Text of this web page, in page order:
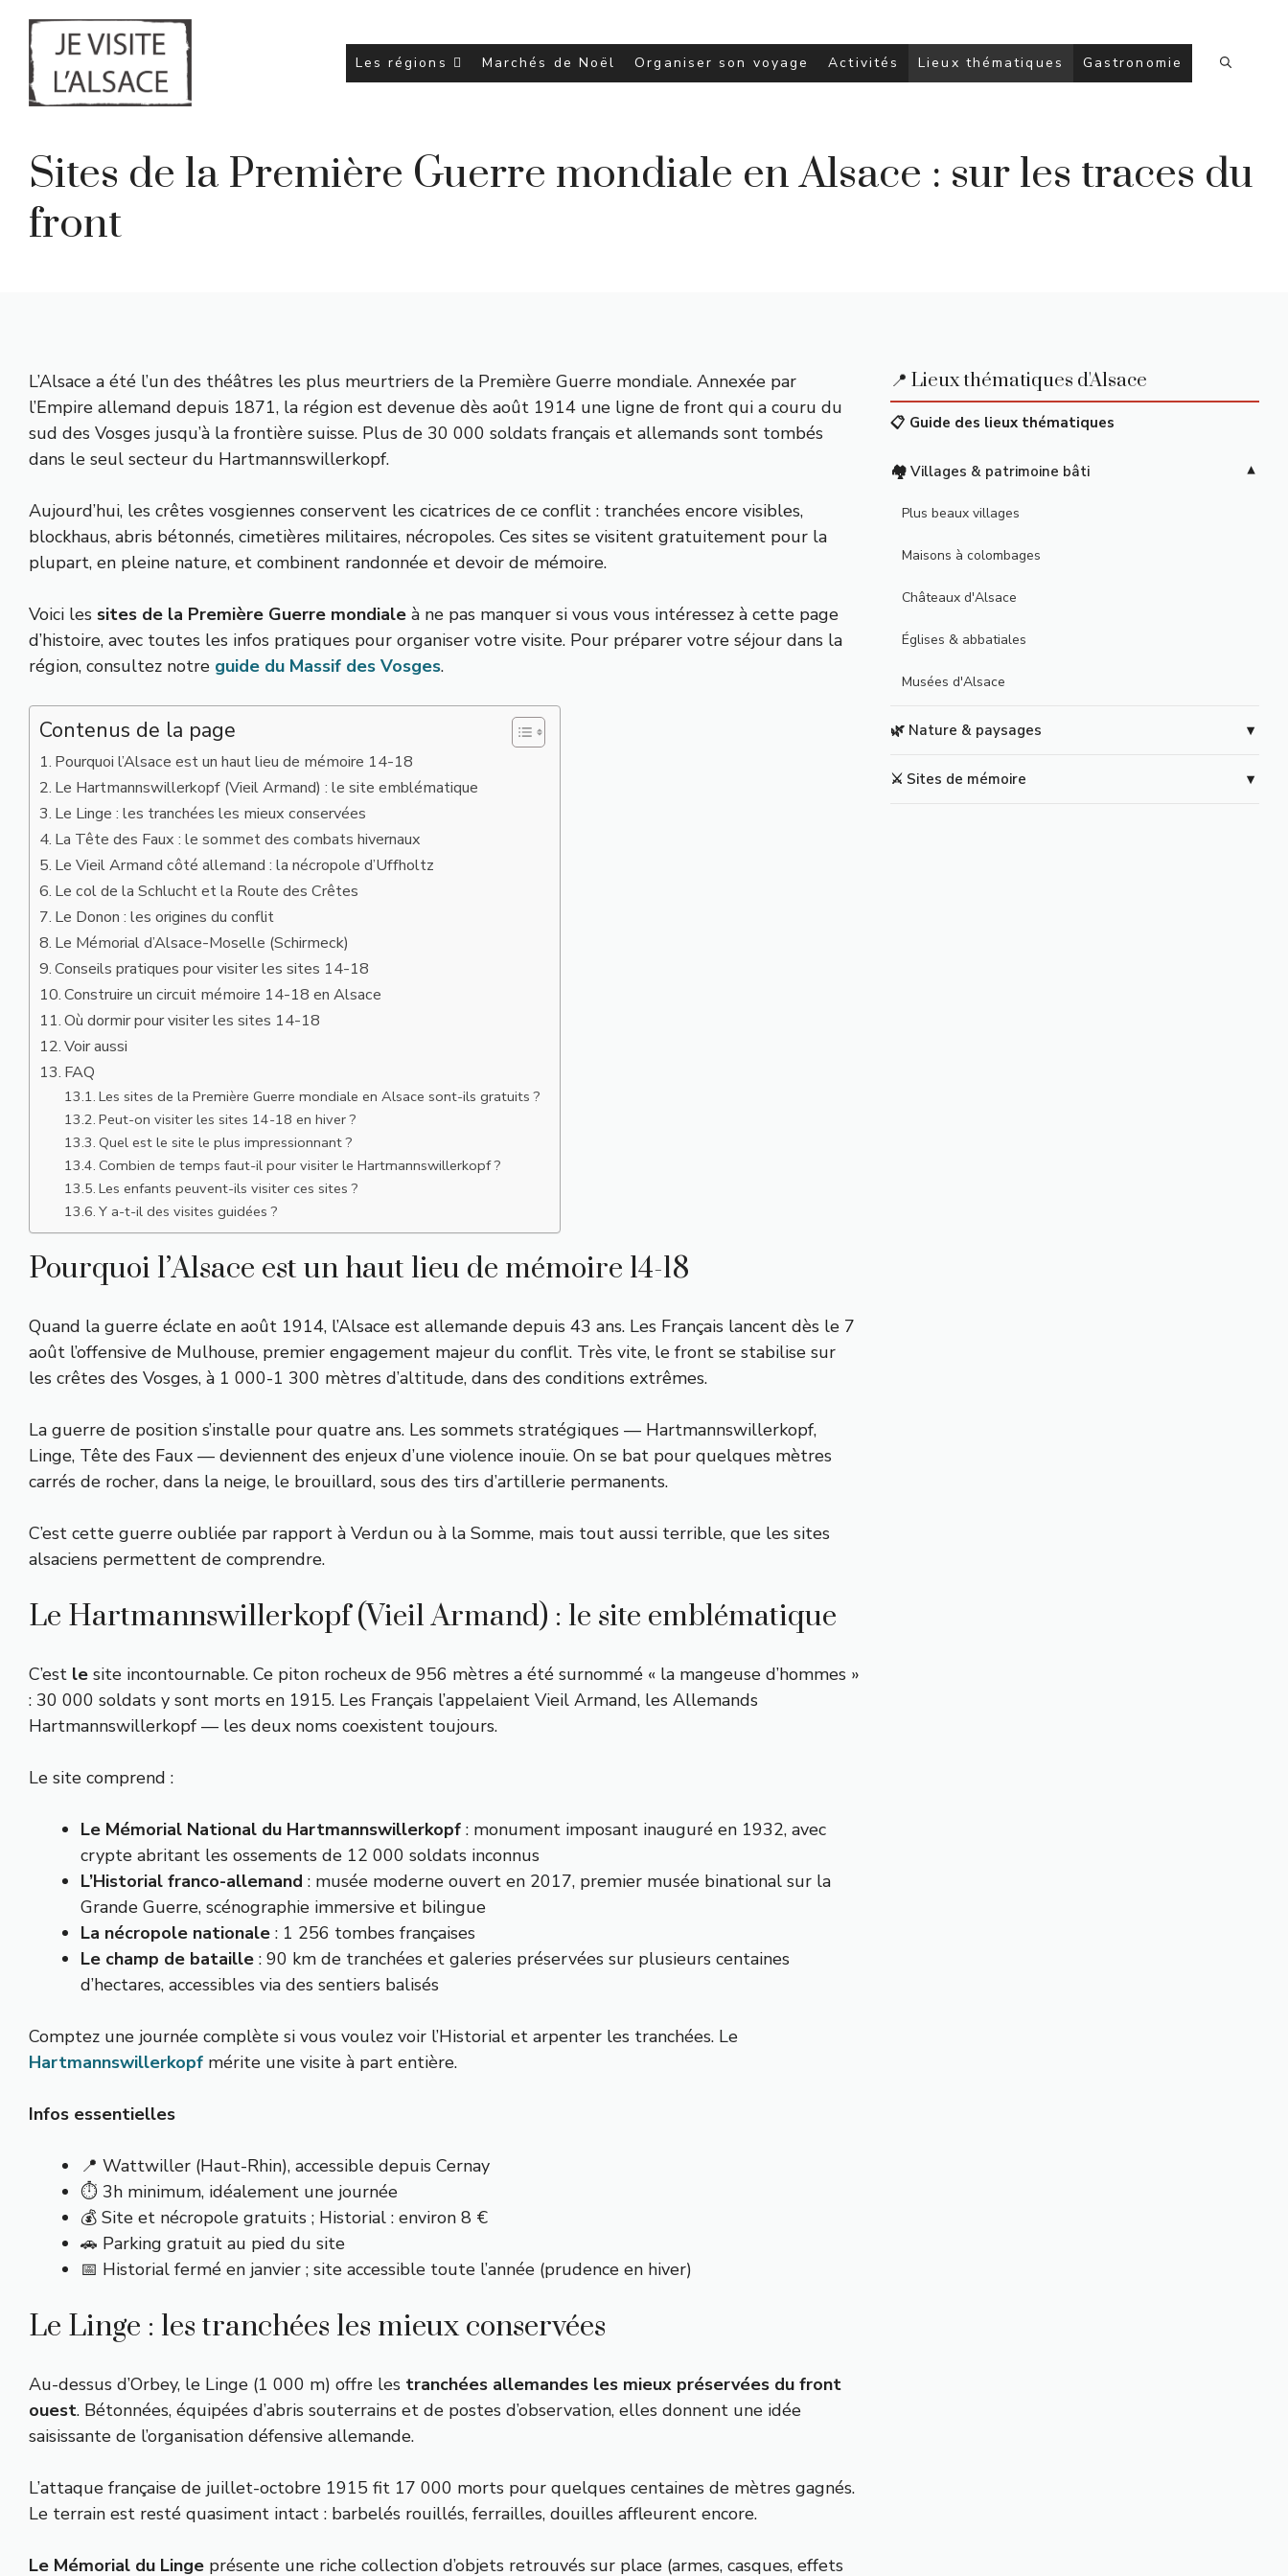
contenu
Les régions Marchés de Noël Organiser son voyage Activités Lieux thématiques Gastronomie
Sites de la Première Guerre mondiale en Alsace : sur les traces du
front
L’Alsace a été l’un des théâtres les plus meurtriers de la Première Guerre mondiale. Annexée par
l’Empire allemand depuis 1871, la région est devenue dès août 1914 une ligne de front qui a couru du
sud des Vosges jusqu’à la frontière suisse. Plus de 30 000 soldats français et allemands sont tombés
dans le seul secteur du Hartmannswillerkopf.
Aujourd’hui, les crêtes vosgiennes conservent les cicatrices de ce conflit : tranchées encore visibles,
blockhaus, abris bétonnés, cimetières militaires, nécropoles. Ces sites se visitent gratuitement pour la
plupart, en pleine nature, et combinent randonnée et devoir de mémoire.
Voici les sites de la Première Guerre mondiale à ne pas manquer si vous vous intéressez à cette page
d’histoire, avec toutes les infos pratiques pour organiser votre visite. Pour préparer votre séjour dans la
région, consultez notre guide du Massif des Vosges.
Contenus de la page
Pourquoi l’Alsace est un haut lieu de mémoire 14-18
Le Hartmannswillerkopf (Vieil Armand) : le site emblématique
Le Linge : les tranchées les mieux conservées
La Tête des Faux : le sommet des combats hivernaux
Le Vieil Armand côté allemand : la nécropole d’Uffholtz
Le col de la Schlucht et la Route des Crêtes
Le Donon : les origines du conflit
Le Mémorial d’Alsace-Moselle (Schirmeck)
Conseils pratiques pour visiter les sites 14-18
Construire un circuit mémoire 14-18 en Alsace
Où dormir pour visiter les sites 14-18
Voir aussi
FAQ
Les sites de la Première Guerre mondiale en Alsace sont-ils gratuits ?
Peut-on visiter les sites 14-18 en hiver ?
Quel est le site le plus impressionnant ?
Combien de temps faut-il pour visiter le Hartmannswillerkopf ?
Les enfants peuvent-ils visiter ces sites ?
Y a-t-il des visites guidées ?
Pourquoi l’Alsace est un haut lieu de mémoire 14-18
Quand la guerre éclate en août 1914, l’Alsace est allemande depuis 43 ans. Les Français lancent dès le 7
août l’offensive de Mulhouse, premier engagement majeur du conflit. Très vite, le front se stabilise sur
les crêtes des Vosges, à 1 000-1 300 mètres d’altitude, dans des conditions extrêmes.
La guerre de position s’installe pour quatre ans. Les sommets stratégiques — Hartmannswillerkopf,
Linge, Tête des Faux — deviennent des enjeux d’une violence inouïe. On se bat pour quelques mètres
carrés de rocher, dans la neige, le brouillard, sous des tirs d’artillerie permanents.
C’est cette guerre oubliée par rapport à Verdun ou à la Somme, mais tout aussi terrible, que les sites
alsaciens permettent de comprendre.
Le Hartmannswillerkopf (Vieil Armand) : le site emblématique
C’est le site incontournable. Ce piton rocheux de 956 mètres a été surnommé « la mangeuse d’hommes »
: 30 000 soldats y sont morts en 1915. Les Français l’appelaient Vieil Armand, les Allemands
Hartmannswillerkopf — les deux noms coexistent toujours.
Le site comprend :
Le Mémorial National du Hartmannswillerkopf : monument imposant inauguré en 1932, avec
crypte abritant les ossements de 12 000 soldats inconnus
L’Historial franco-allemand : musée moderne ouvert en 2017, premier musée binational sur la
Grande Guerre, scénographie immersive et bilingue
La nécropole nationale : 1 256 tombes françaises
Le champ de bataille : 90 km de tranchées et galeries préservées sur plusieurs centaines
d’hectares, accessibles via des sentiers balisés
Comptez une journée complète si vous voulez voir l’Historial et arpenter les tranchées. Le
Hartmannswillerkopf mérite une visite à part entière.
Infos essentielles
📍 Wattwiller (Haut-Rhin), accessible depuis Cernay
⏱️ 3h minimum, idéalement une journée
💰 Site et nécropole gratuits ; Historial : environ 8 €
🚗 Parking gratuit au pied du site
📅 Historial fermé en janvier ; site accessible toute l’année (prudence en hiver)
Le Linge : les tranchées les mieux conservées
Au-dessus d’Orbey, le Linge (1 000 m) offre les tranchées allemandes les mieux préservées du front
ouest. Bétonnées, équipées d’abris souterrains et de postes d’observation, elles donnent une idée
saisissante de l’organisation défensive allemande.
L’attaque française de juillet-octobre 1915 fit 17 000 morts pour quelques centaines de mètres gagnés.
Le terrain est resté quasiment intact : barbelés rouillés, ferrailles, douilles affleurent encore.
Le Mémorial du Linge présente une riche collection d’objets retrouvés sur place (armes, casques, effets
📍 Lieux thématiques d'Alsace
📋 Guide des lieux thématiques
🏘️ Villages & patrimoine bâti
Plus beaux villages
Maisons à colombages
Châteaux d'Alsace
Églises & abbatiales
Musées d'Alsace
🌿 Nature & paysages
⚔️ Sites de mémoire